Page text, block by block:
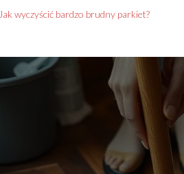
Jak wyczyścić bardzo brudny parkiet?